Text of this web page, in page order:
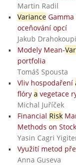
Martin Radil
VarianceGamma
oceňování opcí
Jakub
Modely Mean-
portfolia
Tomáš Spousta
Vliv hospodaření
flóry a vegetace
Michal Juříček
Financial Risk
Methods on
Yasin Cagri
Využití metod
Anna Guseva